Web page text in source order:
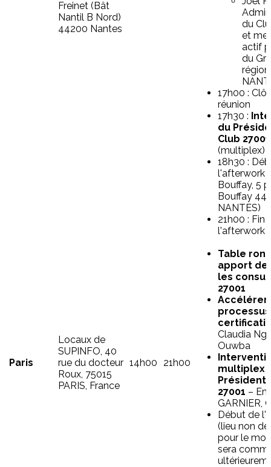
Freinet (Bât
Nantil B Nord)
44200 Nantes
du
et
actif
du
17h00 :
réunion
17h30 :
du
Club 27001
(multiplex)
18h30 :
l'afterwork
Bouffay, 5
Bouffay
NANTES)
21h00 : Fin
l'afterwork
Paris
Locaux de
SUPINFO, 40
rue du docteur
Roux, 75015
PARIS, France
14h00 21h00
Table
apport de
les
27001
Accélérer
Claudia
Ouwba
multiplex
Président
27001 –
GARNIER,
Début de
(lieu non
pour le
sera